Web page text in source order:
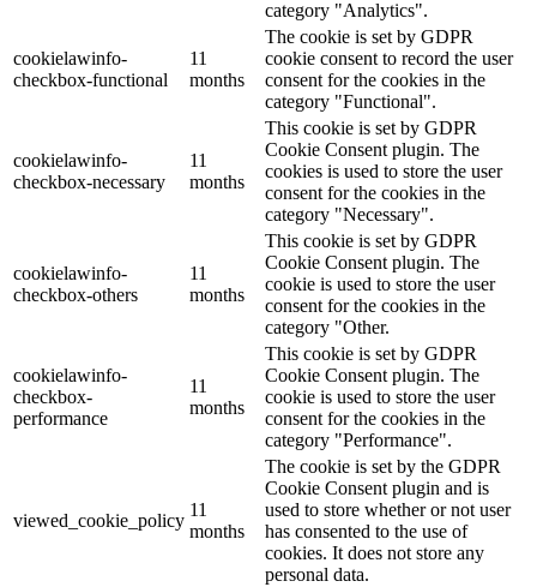
category "Analytics".
cookielawinfo-
checkbox-functional
11
months
The cookie is set by GDPR
cookie consent to record the user
consent for the cookies in the
category "Functional".
cookielawinfo-
checkbox-necessary
11
months
This cookie is set by GDPR
Cookie Consent plugin. The
cookies is used to store the user
consent for the cookies in the
category "Necessary".
cookielawinfo-
checkbox-others
11
months
This cookie is set by GDPR
Cookie Consent plugin. The
cookie is used to store the user
consent for the cookies in the
category "Other.
cookielawinfo-
checkbox-
performance
11
months
This cookie is set by GDPR
Cookie Consent plugin. The
cookie is used to store the user
consent for the cookies in the
category "Performance".
viewed_cookie_policy
11
months
The cookie is set by the GDPR
Cookie Consent plugin and is
used to store whether or not user
has consented to the use of
cookies. It does not store any
personal data.